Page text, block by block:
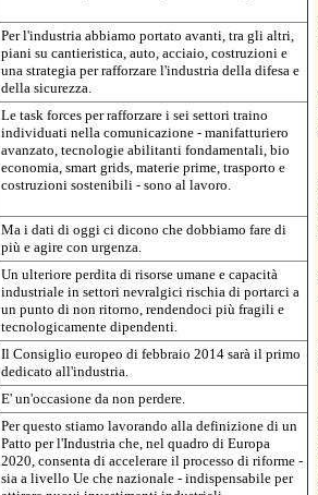
Per l'industria abbiamo portato avanti, tra gli altri,
piani su cantieristica, auto, acciaio, costruzioni e
una strategia per rafforzare l'industria della difesa e
della sicurezza.
Le task forces per rafforzare i sei settori traino
individuati nella comunicazione - manifatturiero
avanzato, tecnologie abilitanti fondamentali, bio
economia, smart grids, materie prime, trasporto e
costruzioni sostenibili - sono al lavoro.
Ma i dati di oggi ci dicono che dobbiamo fare di
più e agire con urgenza.
Un ulteriore perdita di risorse umane e capacità
industriale in settori nevralgici rischia di portarci a
un punto di non ritorno, rendendoci più fragili e
tecnologicamente dipendenti.
Il Consiglio europeo di febbraio 2014 sarà il primo
dedicato all'industria.
E' un'occasione da non perdere.
Per questo stiamo lavorando alla definizione di un
Patto per l'Industria che, nel quadro di Europa
2020, consenta di accelerare il processo di riforme -
sia a livello Ue che nazionale - indispensabile per